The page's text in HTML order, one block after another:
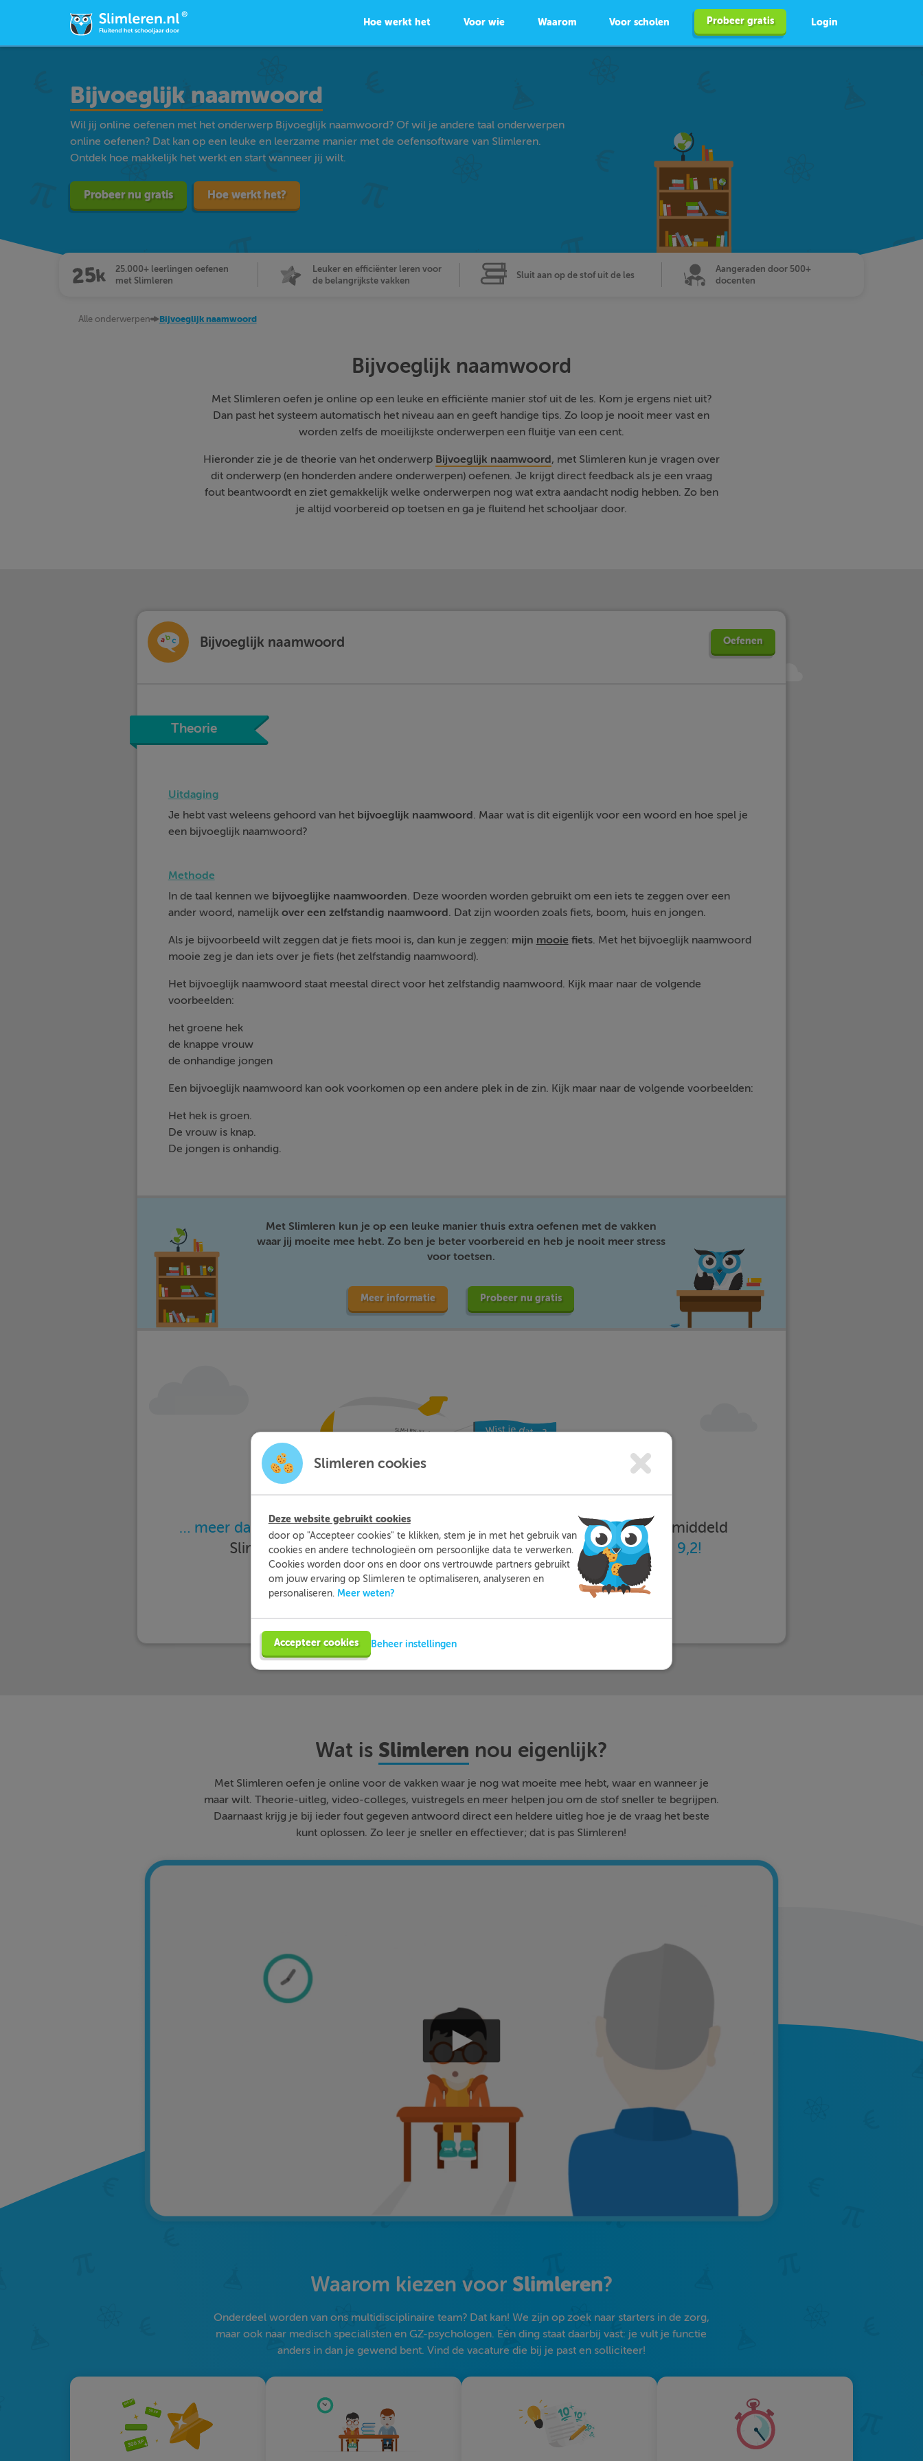
Hoe werkt het Voor wie Waarom Voor scholen Probeer gratis Login
Bijvoeglijk naamwoord
Wil jij online oefenen met het onderwerp Bijvoeglijk naamwoord? Of wil je andere taal onderwerpen
online oefenen? Dat kan op een leuke en leerzame manier met de oefensoftware van Slimleren.
Ontdek hoe makkelijk het werkt en start wanneer jij wilt.
Probeer nu gratis Hoe werkt het?
25.000+ leerlingen oefenen
met Slimleren
Leuker en efficiënter leren voor
de belangrijkste vakken
Sluit aan op de stof uit de les
Aangeraden door 500+
docenten
Alle onderwerpen Bijvoeglijk naamwoord
Bijvoeglijk naamwoord
Met Slimleren oefen je online op een leuke en efficiënte manier stof uit de les. Kom je ergens niet uit?
Dan past het systeem automatisch het niveau aan en geeft handige tips. Zo loop je nooit meer vast en
worden zelfs de moeilijkste onderwerpen een fluitje van een cent.
Hieronder zie je de theorie van het onderwerp Bijvoeglijk naamwoord, met Slimleren kun je vragen over
dit onderwerp (en honderden andere onderwerpen) oefenen. Je krijgt direct feedback als je een vraag
fout beantwoordt en ziet gemakkelijk welke onderwerpen nog wat extra aandacht nodig hebben. Zo ben
je altijd voorbereid op toetsen en ga je fluitend het schooljaar door.
Bijvoeglijk naamwoord Oefenen
Theorie
Uitdaging
Je hebt vast weleens gehoord van het bijvoeglijk naamwoord. Maar wat is dit eigenlijk voor een woord en hoe spel je
een bijvoeglijk naamwoord?
Methode
In de taal kennen we bijvoeglijke naamwoorden. Deze woorden worden gebruikt om een iets te zeggen over een
ander woord, namelijk over een zelfstandig naamwoord. Dat zijn woorden zoals fiets, boom, huis en jongen.
Als je bijvoorbeeld wilt zeggen dat je fiets mooi is, dan kun je zeggen: mijn mooie fiets. Met het bijvoeglijk naamwoord
mooie zeg je dan iets over je fiets (het zelfstandig naamwoord).
Het bijvoeglijk naamwoord staat meestal direct voor het zelfstandig naamwoord. Kijk maar naar de volgende
voorbeelden:
het groene hek
de knappe vrouw
de onhandige jongen
Een bijvoeglijk naamwoord kan ook voorkomen op een andere plek in de zin. Kijk maar naar de volgende voorbeelden:
Het hek is groen.
De vrouw is knap.
De jongen is onhandig.
Met Slimleren kun je op een leuke manier thuis extra oefenen met de vakken
waar jij moeite mee hebt. Zo ben je beter voorbereid en heb je nooit meer stress
voor toetsen.
Meer informatie Probeer nu gratis
… meer dan 25.000 leerlingen met
Slimleren oefenen…
… en dat zij Slimleren gemiddeld
beoordelenmet een 9,2!
Meer informatie
Wat is Slimleren nou eigenlijk?
Met Slimleren oefen je online voor de vakken waar je nog wat moeite mee hebt, waar en wanneer je
maar wilt. Theorie-uitleg, video-colleges, vuistregels en meer helpen jou om de stof sneller te begrijpen.
Daarnaast krijg je bij ieder fout gegeven antwoord direct een heldere uitleg hoe je de vraag het beste
kunt oplossen. Zo leer je sneller en effectiever; dat is pas Slimleren!
Waarom kiezen voor Slimleren?
Onderdeel worden van ons multidisciplinaire team? Dat kan! We zijn op zoek naar starters in de zorg,
maar ook naar medisch specialisten en GZ-psychologen. Eén ding staat daarbij vast: je vult je functie
anders in dan je gewend bent. Vind de vacature die bij je past en solliciteer!
Slimleren cookies
Deze website gebruikt cookies
door op "Accepteer cookies" te klikken, stem je in met het gebruik van
cookies en andere technologieën om persoonlijke data te verwerken.
Cookies worden door ons en door ons vertrouwde partners gebruikt
om jouw ervaring op Slimleren te optimaliseren, analyseren en
personaliseren. Meer weten?
Accepteer cookies Beheer instellingen